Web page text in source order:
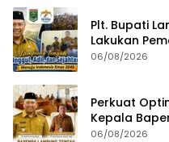
Plt. Bupati
Lakukan
51 Kepala
06/08/2026
Perkuat
Kepala
Seluruh
06/08/2026